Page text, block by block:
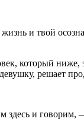
и твой
который ниже,
решает
здесь и